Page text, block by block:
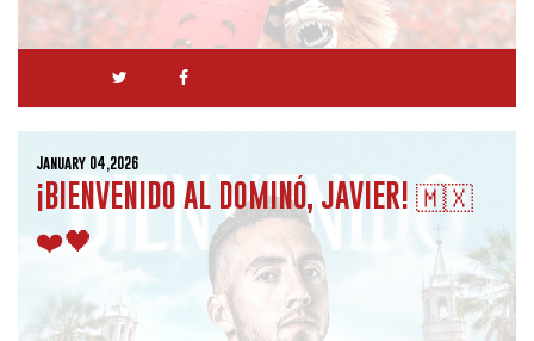
January 04,2026
¡BIENVENIDO AL DOMINÓ, JAVIER! 🇲🇽
❤️🖤